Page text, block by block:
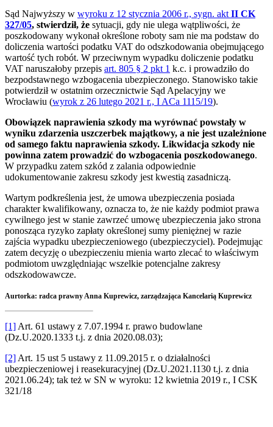
Sąd Najwyższy w wyroku z 12 stycznia 2006 r., sygn. akt II CK
327/05, stwierdził, że sytuacji, gdy nie ulega wątpliwości, że
poszkodowany wykonał określone roboty sam nie ma podstaw do
doliczenia wartości podatku VAT do odszkodowania obejmującego
wartość tych robót. W przeciwnym wypadku doliczenie podatku
VAT naruszałoby przepis art. 805 § 2 pkt 1 k.c. i prowadziło do
bezpodstawnego wzbogacenia ubezpieczonego. Stanowisko takie
potwierdził w ostatnim orzecznictwie Sąd Apelacyjny we
Wrocławiu (wyrok z 26 lutego 2021 r., I ACa 1115/19).
Obowiązek naprawienia szkody ma wyrównać powstały w
wyniku zdarzenia uszczerbek majątkowy, a nie jest uzależnione
od samego faktu naprawienia szkody. Likwidacja szkody nie
powinna zatem prowadzić do wzbogacenia poszkodowanego.
W przypadku zatem szkód z zalania odpowiednie
udokumentowanie zakresu szkody jest kwestią zasadniczą.
Wartym podkreślenia jest, że umowa ubezpieczenia posiada
charakter kwalifikowany, oznacza to, że nie każdy podmiot prawa
cywilnego jest w stanie zawrzeć umowę ubezpieczenia jako strona
ponosząca ryzyko zapłaty określonej sumy pieniężnej w razie
zajścia wypadku ubezpieczeniowego (ubezpieczyciel). Podejmując
zatem decyzję o ubezpieczeniu mienia warto zlecać to właściwym
podmiotom uwzględniając wszelkie potencjalne zakresy
odszkodowawcze.
Aurtorka: radca prawnyAnna Kuprewicz, zarządzająca Kancelarią Kuprewicz
[1] Art. 61 ustawy z 7.07.1994 r. prawo budowlane
(Dz.U.2020.1333 t.j. z dnia 2020.08.03);
[2] Art. 15 ust 5 ustawy z 11.09.2015 r. o działalności
ubezpieczeniowej i reasekuracyjnej (Dz.U.2021.1130 t.j. z dnia
2021.06.24); tak też w SN w wyroku: 12 kwietnia 2019 r., I CSK
321/18